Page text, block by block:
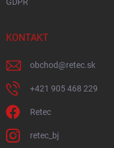
KONTAKT
obchod@retec.sk
+421 905 468 229
Retec
retec_bj